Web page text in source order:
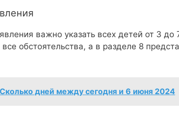
важно указать всех детей от 3 до
обстоятельства, а в разделе 8
Сколько дней между сегодня и 6 июня 2024